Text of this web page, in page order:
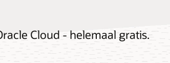
Cloud - helemaal gratis.